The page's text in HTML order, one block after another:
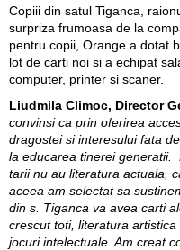
Copiii din satul Tiganca,
surpriza frumoasa de la
pentru copii, Orange a dotat
lot de carti noi si a echipat
computer, printer si scaner.
Liudmila Climoc, Director
convinsi ca prin oferirea
dragostei si interesului fata
la educarea tinerei generatii.
tarii nu au literatura actuala,
aceea am selectat sa
din s. Tiganca va avea carti
crescut toti, literatura
jocuri intelectuale. Am creat